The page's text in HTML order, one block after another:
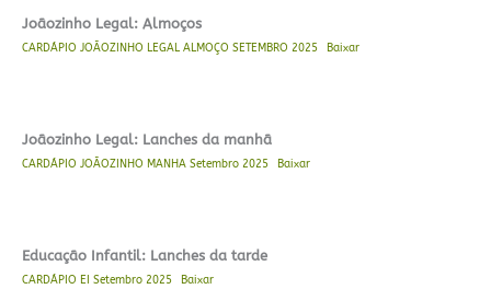
Joãozinho Legal: Almoços
CARDÁPIO JOÃOZINHO LEGAL ALMOÇO SETEMBRO 2025 Baixar
Joãozinho Legal: Lanches da manhã
CARDÁPIO JOÃOZINHO MANHA Setembro 2025 Baixar
Educação Infantil: Lanches da tarde
CARDÁPIO EI Setembro 2025 Baixar